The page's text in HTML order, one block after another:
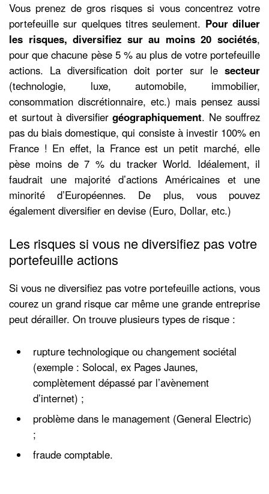
Vous prenez de gros risques si vous concentrez votre
portefeuille sur quelques titres seulement. Pour diluer
les risques, diversifiez sur au moins 20 sociétés,
pour que chacune pèse 5 % au plus de votre portefeuille
actions. La diversification doit porter sur le secteur
(technologie, luxe, automobile, immobilier,
consommation discrétionnaire, etc.) mais pensez aussi
et surtout à diversifier géographiquement. Ne souffrez
pas du biais domestique, qui consiste à investir 100% en
France ! En effet, la France est un petit marché, elle
pèse moins de 7 % du tracker World. Idéalement, il
faudrait une majorité d’actions Américaines et une
minorité d’Européennes. De plus, vous pouvez
également diversifier en devise (Euro, Dollar, etc.)
Les risques si vous ne diversifiez pas votre
portefeuille actions
Si vous ne diversifiez pas votre portefeuille actions, vous
courez un grand risque car même une grande entreprise
peut dérailler. On trouve plusieurs types de risque :
rupture technologique ou changement sociétal
(exemple : Solocal, ex Pages Jaunes,
complètement dépassé par l’avènement
d’internet) ;
problème dans le management (General Electric)
;
fraude comptable.